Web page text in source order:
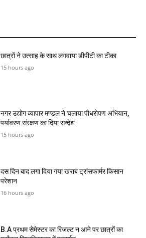
छात्रों ने उत्साह के साथ लगवाया डीपीटी का टीका
15 hours ago
नगर उद्योग व्यापार मण्डल ने चलाया पौधरोपण अभियान,
पर्यावरण संरक्षण का दिया सन्देश
15 hours ago
दस दिन बाद लगा दिया गया खराब ट्रांसफार्मर किसान
परेशान
16 hours ago
B.A प्रथम सेमेस्टर का रिजल्ट न आने पर छात्रों का